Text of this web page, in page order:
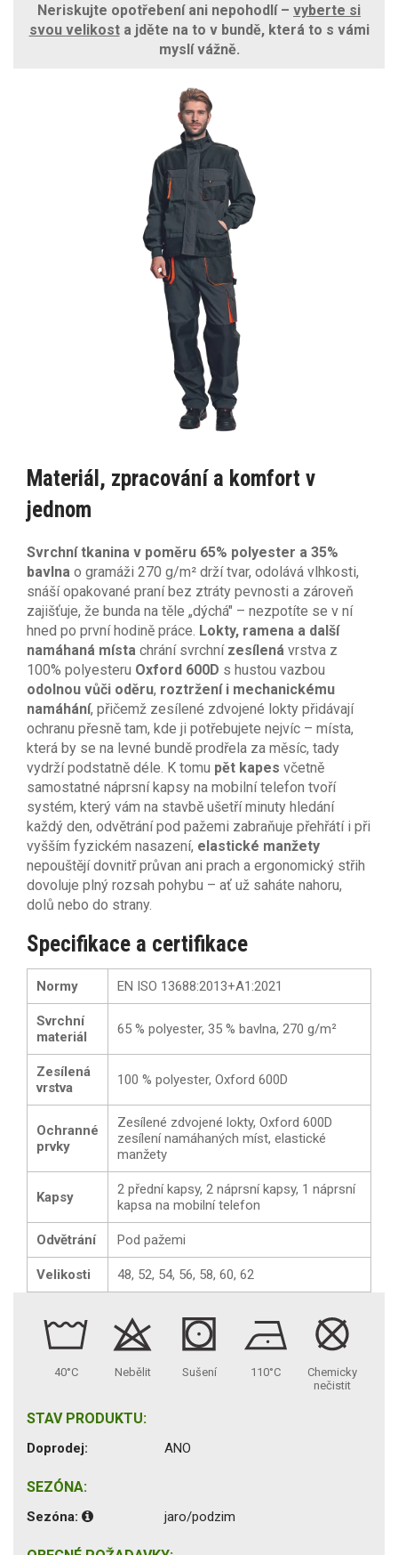
Neriskujte opotřebení ani nepohodlí – vyberte si
svou velikosta jděte na to v bundě, která to s vámi
myslí vážně.
Materiál, zpracování a komfort v
jednom
Svrchní tkanina v poměru 65% polyester a 35%
bavlna o gramáži 270 g/m² drží tvar, odolává vlhkosti,
snáší opakované praní bez ztráty pevnosti a zároveň
zajišťuje, že bunda na těle „dýchá" – nezpotíte se v ní
hned po první hodině práce. Lokty, ramena a další
namáhaná místa chrání svrchní zesílená vrstva z
100% polyesteru Oxford 600D s hustou vazbou
odolnou vůči oděru, roztržení i mechanickému
namáhání, přičemž zesílené zdvojené lokty přidávají
ochranu přesně tam, kde ji potřebujete nejvíc – místa,
která by se na levné bundě prodřela za měsíc, tady
vydrží podstatně déle. K tomu pět kapes včetně
samostatné náprsní kapsy na mobilní telefon tvoří
systém, který vám na stavbě ušetří minuty hledání
každý den, odvětrání pod pažemi zabraňuje přehřátí i při
vyšším fyzickém nasazení, elastické manžety
nepouštějí dovnitř průvan ani prach a ergonomický střih
dovoluje plný rozsah pohybu – ať už saháte nahoru,
dolů nebo do strany.
Specifikace a certifikace
Normy EN ISO 13688:2013+A1:2021
Svrchní
materiál
65 % polyester, 35 % bavlna, 270 g/m²
Zesílená
vrstva
100 % polyester, Oxford 600D
Ochranné
prvky
Zesílené zdvojené lokty, Oxford 600D
zesílení namáhaných míst, elastické
manžety
Kapsy
2 přední kapsy, 2 náprsní kapsy, 1 náprsní
kapsa na mobilní telefon
Odvětrání Pod pažemi
Velikosti 48, 52, 54, 56, 58, 60, 62
40°C Nebělit Sušení 110°C
Chemicky
nečistit
STAV PRODUKTU:
Doprodej: ANO
SEZÓNA:
Sezóna: jaro/podzim